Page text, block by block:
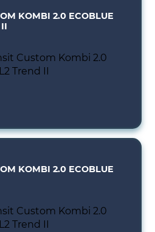
KOMBI 2.0 ECOBLUE
KOMBI 2.0 ECOBLUE